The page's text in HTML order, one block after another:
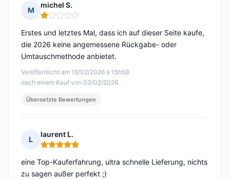
M
michel S.
Hinweis: 1 von 5
Veröffentlicht am 19/02/2026 à 15h59
nach einem Kauf von 03/02/2026
Erstes und letztes Mal, dass ich auf dieser Seite kaufe,
die 2026 keine angemessene Rückgabe- oder
Umtauschmethode anbietet.
Übersetzte Bewertungen
L
laurent L.
Hinweis: 5 von 5
eine Top-Kauferfahrung, ultra schnelle Lieferung, nichts
zu sagen außer perfekt ;)